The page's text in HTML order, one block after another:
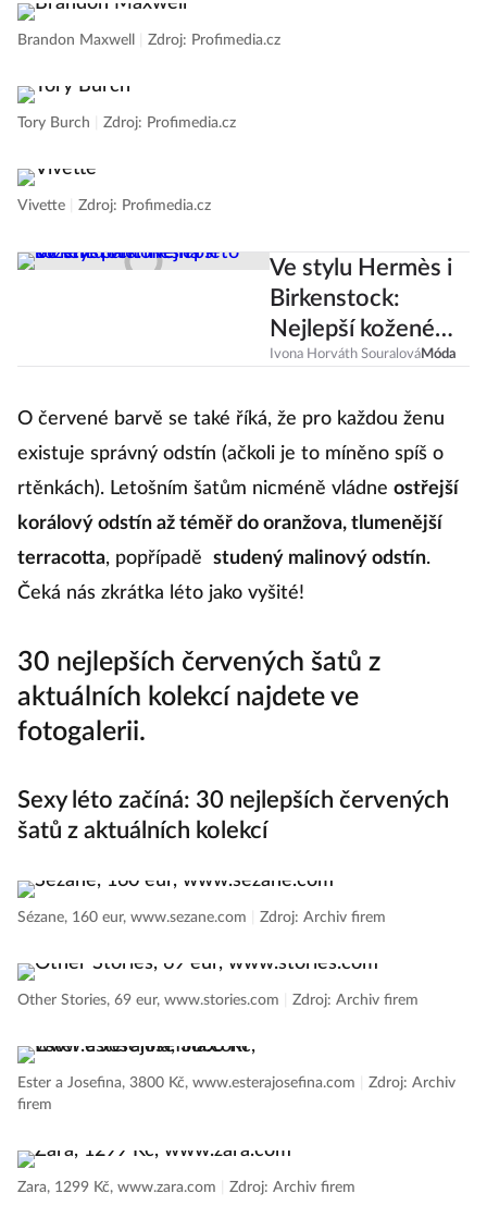
Brandon Maxwell Zdroj: Profimedia.cz
Tory Burch Zdroj: Profimedia.cz
Vivette Zdroj: Profimedia.cz
Ve stylu Hermès i
Birkenstock:
Nejlepší kožené
pantofle na léto
Ivona Horváth SouralováMóda
O červené barvě se také říká, že pro každou ženu
existuje správný odstín (ačkoli je to míněno spíš o
rtěnkách). Letošním šatům nicméně vládne ostřejší
korálový odstín až téměř do oranžova, tlumenější
terracotta, popřípadě studený malinový odstín.
Čeká nás zkrátka léto jako vyšité!
30 nejlepších červených šatů z
aktuálních kolekcí najdete ve
fotogalerii.
Sexy léto začíná: 30 nejlepších červených
šatů z aktuálních kolekcí
Sézane, 160 eur, www.sezane.com Zdroj: Archiv firem
Other Stories, 69 eur, www.stories.com Zdroj: Archiv firem
Ester a Josefina, 3800 Kč, www.esterajosefina.com
Zdroj: Archiv
firem
Zara, 1299 Kč, www.zara.com Zdroj: Archiv firem